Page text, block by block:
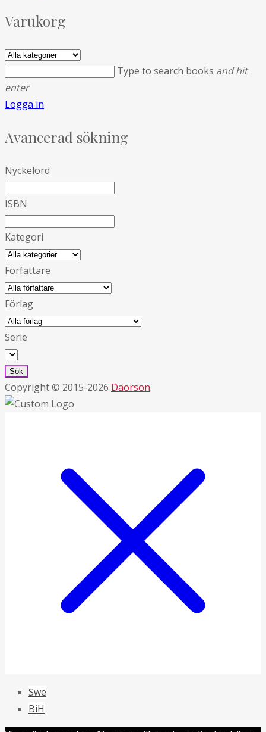
Varukorg
Type to search books and hit
enter
Logga in
Avancerad sökning
Nyckelord
ISBN
Kategori
Författare
Förlag
Serie
Copyright © 2015-2026 Daorson.
Swe
BiH